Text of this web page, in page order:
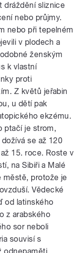
dráždění sliznice
nebo průjmy.
nebo při tepelném
v plodech a
ženským
k vlastní
proti
Z květů jeřabin
u dětí pak
ekzému.
ptačí je strom,
se až 120
15. roce. Roste v
na Sibiři a Malé
městě, protože je
Vědecké
od latinského
z arabského
sor neboli
souvisí s